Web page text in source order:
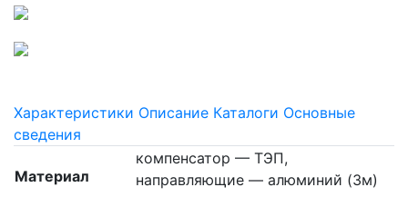
Характеристики Описание Каталоги Основные
сведения
Материал
компенсатор — ТЭП,
направляющие — алюминий (3м)